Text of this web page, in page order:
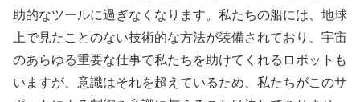
助的なツールに過ぎなくなります。私たちの船には、地球
上で見たことのない技術的な方法が装備されており、宇宙
のあらゆる重要な仕事で私たちを助けてくれるロボットも
いますが、意識はそれを超えているため、私たちがこのサ